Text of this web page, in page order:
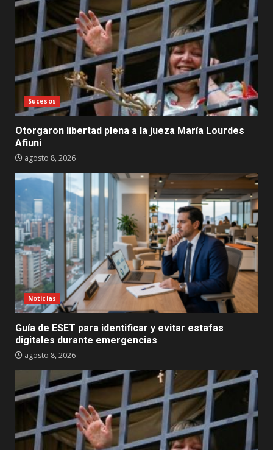
Sucesos
Otorgaron libertad plena a la jueza María Lourdes
Afiuni
agosto 8, 2026
Noticias
Guía de ESET para identificar y evitar estafas
digitales durante emergencias
agosto 8, 2026